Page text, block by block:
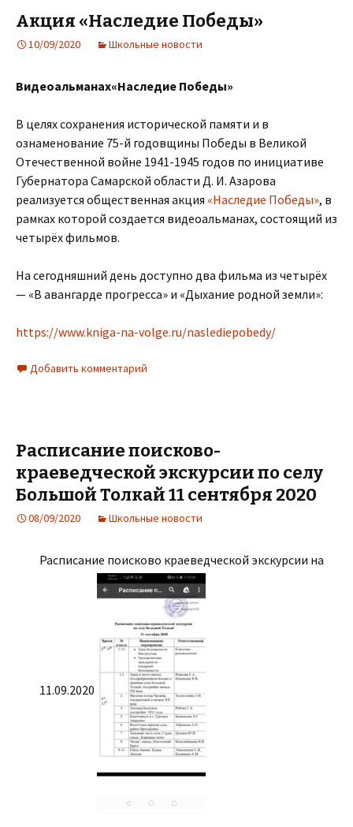
Акция «Наследие Победы»
10/09/2020 Школьные новости
Видеоальманах«Наследие Победы»
В целях сохранения исторической памяти и в
ознаменование 75-й годовщины Победы в Великой
Отечественной войне 1941-1945 годов по инициативе
Губернатора Самарской области Д. И. Азарова
реализуется общественная акция «Наследие Победы», в
рамках которой создается видеоальманах, состоящий из
четырёх фильмов.
На сегодняшний день доступно два фильма из четырёх
— «В авангарде прогресса» и «Дыхание родной земли»:
https://www.kniga-na-volge.ru/naslediepobedy/
Добавить комментарий
Расписание поисково-
краеведческой экскурсии по селу
Большой Толкай 11 сентября 2020
08/09/2020 Школьные новости
Расписание поисково краеведческой экскурсии на
11.09.2020